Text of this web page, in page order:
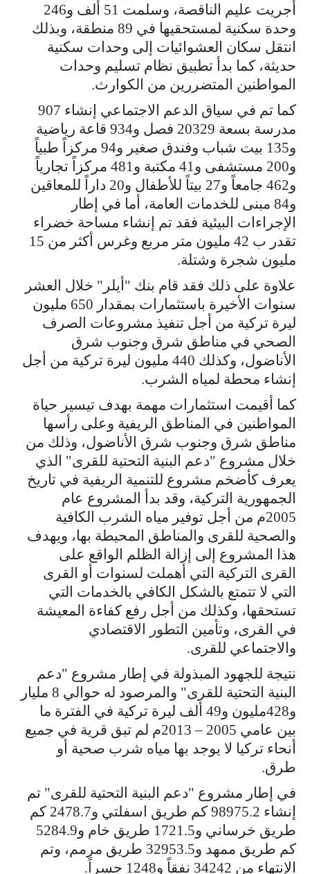
أجريت عليم الناقصة، وسلمت 51 ألف و246
وحدة سكنية لمستحقيها في 89 منطقة، وبذلك
انتقل سكان العشوائيات إلى وحدات سكنية
حديثة، كما بدأ تطبيق نظام تسليم وحدات
المواطنين المتضررين من الكوارث.
كما تم في سياق الدعم الاجتماعي إنشاء 907
مدرسة بسعة 20329 فصل و934 قاعة رياضية
و135 بيت شباب وفندق صغير و94 مركزاً طبياً
و200 مستشفى و41 مكتبة و481 مركزاً تجارياً
و462 جامعاً و27 بيتاً للأطفال و20 داراً للمعاقين
و84 مبنى للخدمات العامة، أما في إطار
الإجراءات البيئية فقد تم إنشاء مساحة خضراء
تقدر ب 42 مليون متر مربع وغرس أكثر من 15
مليون شجرة وشتلة.
علاوة على ذلك فقد قام بنك "أيلر" خلال العشر
سنوات الأخيرة باستثمارات بمقدار 650 مليون
ليرة تركية من أجل تنفيذ مشروعات الصرف
الصحي في مناطق شرق وجنوب شرق
الأناضول، وكذلك 440 مليون ليرة تركية من أجل
إنشاء محطة لمياه الشرب.
كما أقيمت استثمارات مهمة بهدف تيسير حياة
المواطنين في المناطق الريفية وعلى رأسها
مناطق شرق وجنوب شرق الأناضول، وذلك من
خلال مشروع "دعم البنية التحتية للقرى" الذي
يعرف كأضخم مشروع للتنمية الريفية في تاريخ
الجمهورية التركية، وقد بدأ المشروع عام
2005م من أجل توفير مياه الشرب الكافية
والصحية للقرى والمناطق المحيطة بها، ويهدف
هذا المشروع إلى إزالة الظلم الواقع على
القرى التركية التي أهملت لسنوات أو القرى
التي لا تتمتع بالشكل الكافي بالخدمات التي
تستحقها، وكذلك من أجل رفع كفاءة المعيشة
في القرى، وتأمين التطور الاقتصادي
والاجتماعي للقرى.
نتيجة للجهود المبذولة في إطار مشروع "دعم
البنية التحتية للقرى" والمرصود له حوالي 8 مليار
و428مليون و49 ألف ليرة تركية في الفترة ما
بين عامي 2005 – 2013م لم تبق قرية في جميع
أنحاء تركيا لا يوجد بها مياه شرب صحية أو
طرق.
في إطار مشروع "دعم البنية التحتية للقرى" تم
إنشاء 98975.2 كم طريق اسفلتي و2478.7 كم
طريق خرساني و1721.5 طريق خام و5284.9
كم طريق ممهد و32953.5 طريق مرمم، وتم
الإنتهاء من 34242 نفقاً و1248 جسراً.